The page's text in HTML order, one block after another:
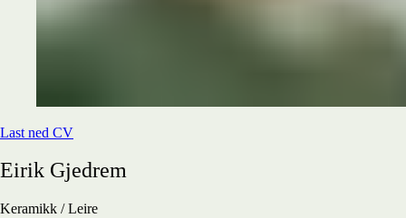
Last ned CV
Eirik Gjedrem
Keramikk / Leire